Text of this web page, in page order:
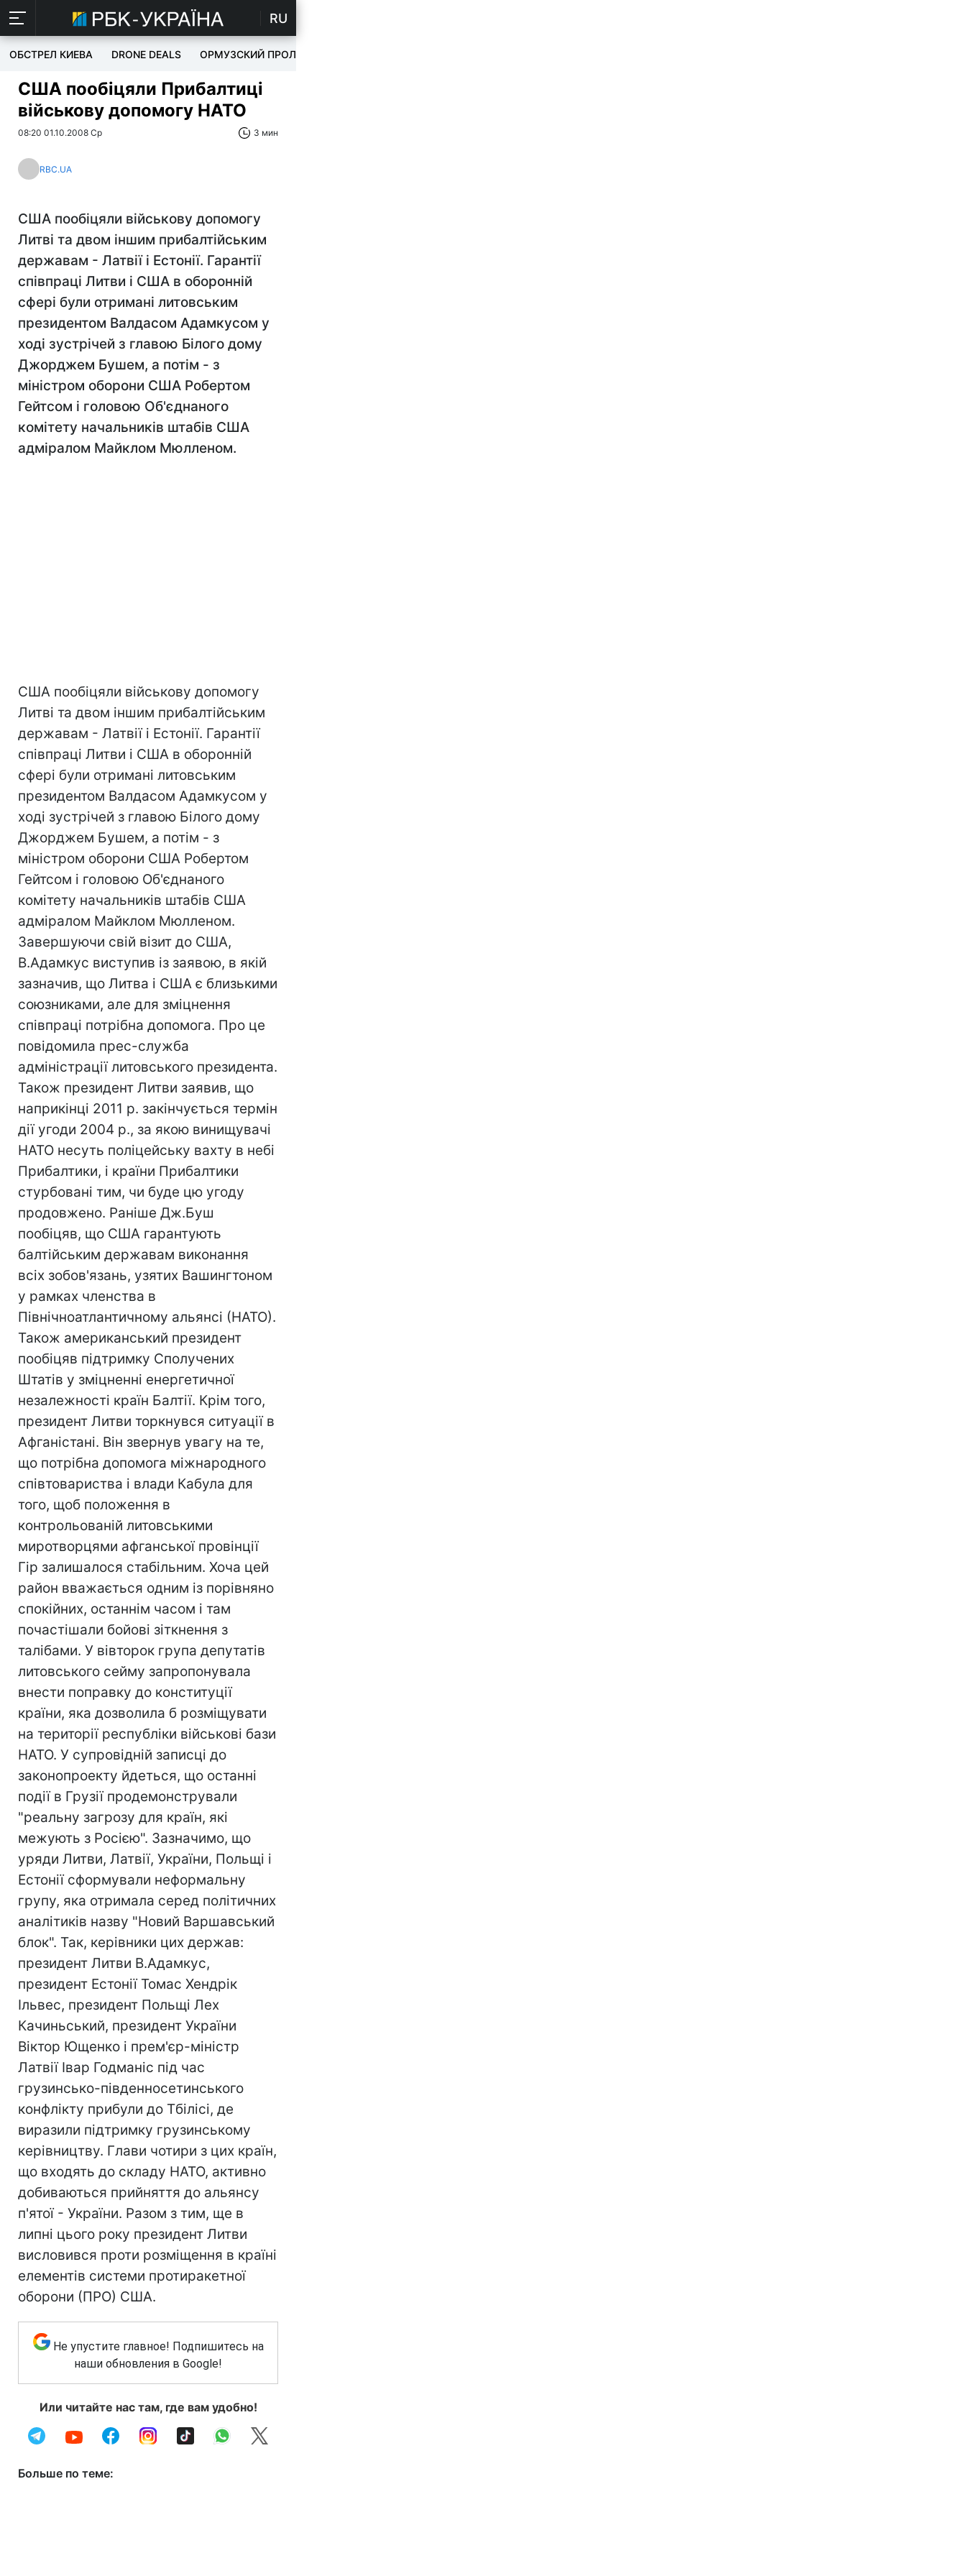
RU
ОБСТРЕЛ КИЕВА DRONE DEALS ОРМУЗСКИЙ ПРОЛИВ
США пообіцяли Прибалтиці
військову допомогу НАТО
08:20 01.10.2008 Ср 3 мин
RBC.UA
США пообіцяли військову допомогу
Литві та двом іншим прибалтійським
державам - Латвії і Естонії. Гарантії
співпраці Литви і США в оборонній
сфері були отримані литовським
президентом Валдасом Адамкусом у
ході зустрічей з главою Білого дому
Джорджем Бушем, а потім - з
міністром оборони США Робертом
Гейтсом і головою Об'єднаного
комітету начальників штабів США
адміралом Майклом Мюлленом.
США пообіцяли військову допомогу
Литві та двом іншим прибалтійським
державам - Латвії і Естонії. Гарантії
співпраці Литви і США в оборонній
сфері були отримані литовським
президентом Валдасом Адамкусом у
ході зустрічей з главою Білого дому
Джорджем Бушем, а потім - з
міністром оборони США Робертом
Гейтсом і головою Об'єднаного
комітету начальників штабів США
адміралом Майклом Мюлленом.
Завершуючи свій візит до США,
В.Адамкус виступив із заявою, в якій
зазначив, що Литва і США є близькими
союзниками, але для зміцнення
співпраці потрібна допомога. Про це
повідомила прес-служба
адміністрації литовського президента.
Також президент Литви заявив, що
наприкінці 2011 р. закінчується термін
дії угоди 2004 р., за якою винищувачі
НАТО несуть поліцейську вахту в небі
Прибалтики, і країни Прибалтики
стурбовані тим, чи буде цю угоду
продовжено. Раніше Дж.Буш
пообіцяв, що США гарантують
балтійським державам виконання
всіх зобов'язань, узятих Вашингтоном
у рамках членства в
Північноатлантичному альянсі (НАТО).
Також американський президент
пообіцяв підтримку Сполучених
Штатів у зміцненні енергетичної
незалежності країн Балтії. Крім того,
президент Литви торкнувся ситуації в
Афганістані. Він звернув увагу на те,
що потрібна допомога міжнародного
співтовариства і влади Кабула для
того, щоб положення в
контрольованій литовськими
миротворцями афганської провінції
Гір залишалося стабільним. Хоча цей
район вважається одним із порівняно
спокійних, останнім часом і там
почастішали бойові зіткнення з
талібами. У вівторок група депутатів
литовського сейму запропонувала
внести поправку до конституції
країни, яка дозволила б розміщувати
на території республіки військові бази
НАТО. У супровідній записці до
законопроекту йдеться, що останні
події в Грузії продемонстрували
"реальну загрозу для країн, які
межують з Росією". Зазначимо, що
уряди Литви, Латвії, України, Польщі і
Естонії сформували неформальну
групу, яка отримала серед політичних
аналітиків назву "Новий Варшавський
блок". Так, керівники цих держав:
президент Литви В.Адамкус,
президент Естонії Томас Хендрік
Ільвес, президент Польщі Лех
Качиньський, президент України
Віктор Ющенко і прем'єр-міністр
Латвії Івар Годманіс під час
грузинсько-південносетинського
конфлікту прибули до Тбілісі, де
виразили підтримку грузинському
керівництву. Глави чотири з цих країн,
що входять до складу НАТО, активно
добиваються прийняття до альянсу
п'ятої - України. Разом з тим, ще в
липні цього року президент Литви
висловився проти розміщення в країні
елементів системи протиракетної
оборони (ПРО) США.
Не упустите главное! Подпишитесь на
наши обновления в Google!
Или читайте нас там, где вам удобно!
Больше по теме: